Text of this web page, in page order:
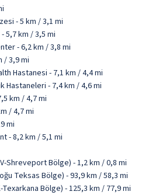
- 5 km / 3,1 mi
5,7 km / 3,5 mi
- 6,2 km / 3,8 mi
/ 3,9 mi
Hastanesi - 7,1 km / 4,4 mi
Hastaneleri - 7,4 km / 4,6 mi
km / 4,7 mi
/ 4,7 mi
mi
- 8,2 km / 5,1 mi
Shreveport Bölge) - 1,2 km / 0,8 mi
Teksas Bölge) - 93,9 km / 58,3 mi
Bölge) - 125,3 km / 77,9 mi